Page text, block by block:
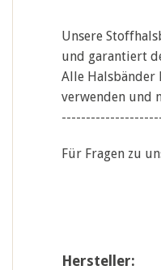
Unsere
und garantiert
Alle Halsbänder
verwenden und
Für Fragen zu
Hersteller: